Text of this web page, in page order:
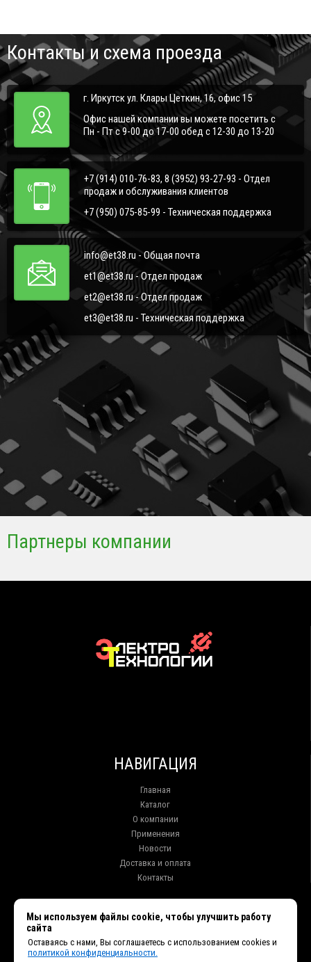
Контакты и схема проезда
г. Иркутск ул. Клары Цеткин, 16, офис 15
Офис нашей компании вы можете посетить с
Пн - Пт с 9-00 до 17-00 обед с 12-30 до 13-20
+7 (914) 010-76-83, 8 (3952) 93-27-93 - Отдел
продаж и обслуживания клиентов
+7 (950) 075-85-99 - Техническая поддержка
info@et38.ru - Общая почта
et1@et38.ru - Отдел продаж
et2@et38.ru - Отдел продаж
et3@et38.ru - Техническая поддержка
Партнеры компании
НАВИГАЦИЯ
Главная
Каталог
О компании
Применения
Новости
Доставка и оплата
Контакты
+7 (914) 010-76-83, 8 (3952) 93-27-93 - Отдел продаж
+7 (950) 075-85-99 - Техническая поддержка
Мы используем файлы cookie, чтобы улучшить работу
сайта
Оставаясь с нами, Вы соглашаетесь с использованием cookies и
политикой конфиденциальности.